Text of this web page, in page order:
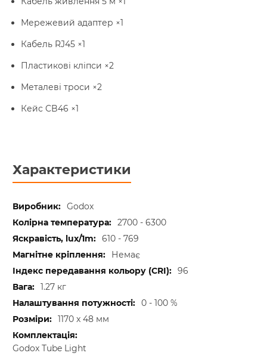
Мережевий адаптер ×1
Кабель RJ45 ×1
Пластикові кліпси ×2
Металеві троси ×2
Кейс CB46 ×1
Характеристики
Godox
2700 - 6300
610 - 769
Немає
96
1.27 кг
0 - 100 %
1170 x 48 мм
Godox Tube Light